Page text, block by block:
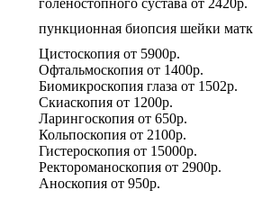
пункционная биопсия шейки
Цистоскопия от 5900р.
Офтальмоскопия от 1400р.
Биомикроскопия глаза от 1502р.
Скиаскопия от 1200р.
Ларингоскопия от 650р.
Кольпоскопия от 2100р.
Гистероскопия от 15000р.
Ректороманоскопия от 2900р.
Аноскопия от 950р.